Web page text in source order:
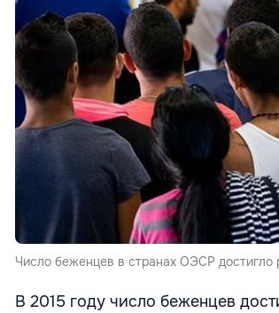
Число беженцев в странах ОЭСР достигло
В 2015 году число беженцев